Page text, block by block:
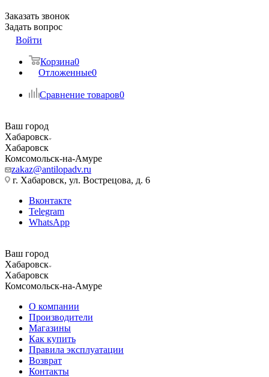
Заказать звонок
Задать вопрос
Войти
Корзина0
Отложенные0
Сравнение товаров0
Ваш город
Хабаровск
Хабаровск
Комсомольск-на-Амуре
zakaz@antilopadv.ru
г. Хабаровск, ул. Вострецова, д. 6
Вконтакте
Telegram
WhatsApp
Ваш город
Хабаровск
Хабаровск
Комсомольск-на-Амуре
О компании
Производители
Магазины
Как купить
Правила эксплуатации
Возврат
Контакты